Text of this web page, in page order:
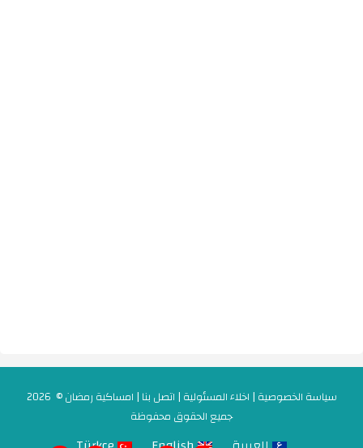
سياسة الخصوصية | اخلاء المسئولية | اتصل بنا | امساكية رمضان
© 2026
جميع الحقوق محفوظة